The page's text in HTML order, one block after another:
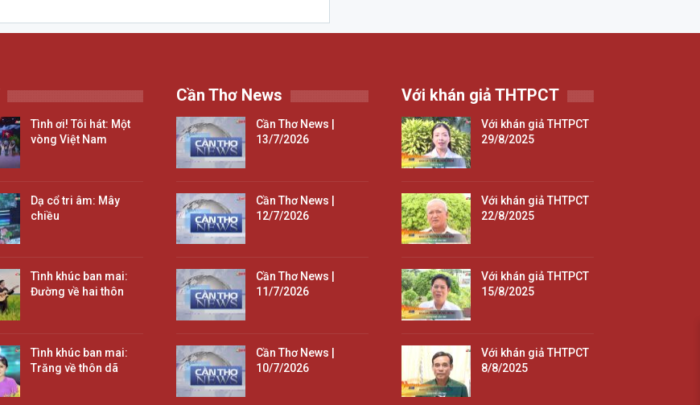
Tình ơi! Tôi hát: Một
vòng Việt Nam
Dạ cổ tri âm: Mây
chiều
Tình khúc ban mai:
Đường về hai thôn
Tình khúc ban mai:
Trăng về thôn dã
Cần Thơ News
Cần Thơ News |
13/7/2026
Cần Thơ News |
12/7/2026
Cần Thơ News |
11/7/2026
Cần Thơ News |
10/7/2026
Với khán giả THTPCT
Với khán giả THTPCT
29/8/2025
Với khán giả THTPCT
22/8/2025
Với khán giả THTPCT
15/8/2025
Với khán giả THTPCT
8/8/2025